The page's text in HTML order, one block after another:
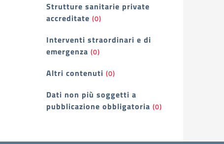
Strutture sanitarie private
accreditate (0)
Interventi straordinari e di
emergenza (0)
Altri contenuti (0)
Dati non più soggetti a
pubblicazione obbligatoria (0)